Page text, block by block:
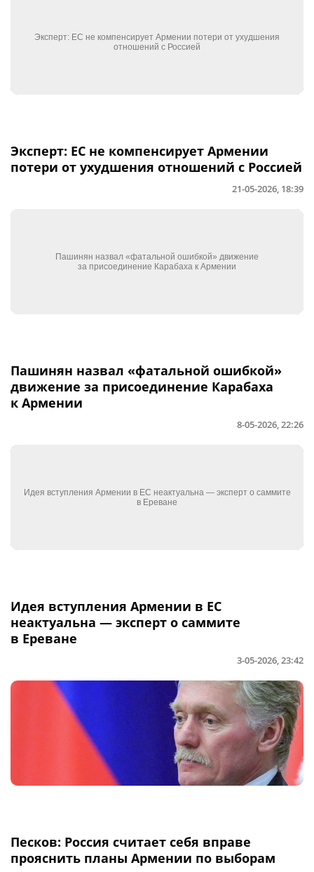
Эксперт: ЕС не компенсирует Армении
потери от ухудшения отношений с Россией
21-05-2026, 18:39
Пашинян назвал «фатальной ошибкой»
движение за присоединение Карабаха
к Армении
8-05-2026, 22:26
Идея вступления Армении в ЕС
неактуальна — эксперт о саммите
в Ереване
3-05-2026, 23:42
Песков: Россия считает себя вправе
прояснить планы Армении по выборам